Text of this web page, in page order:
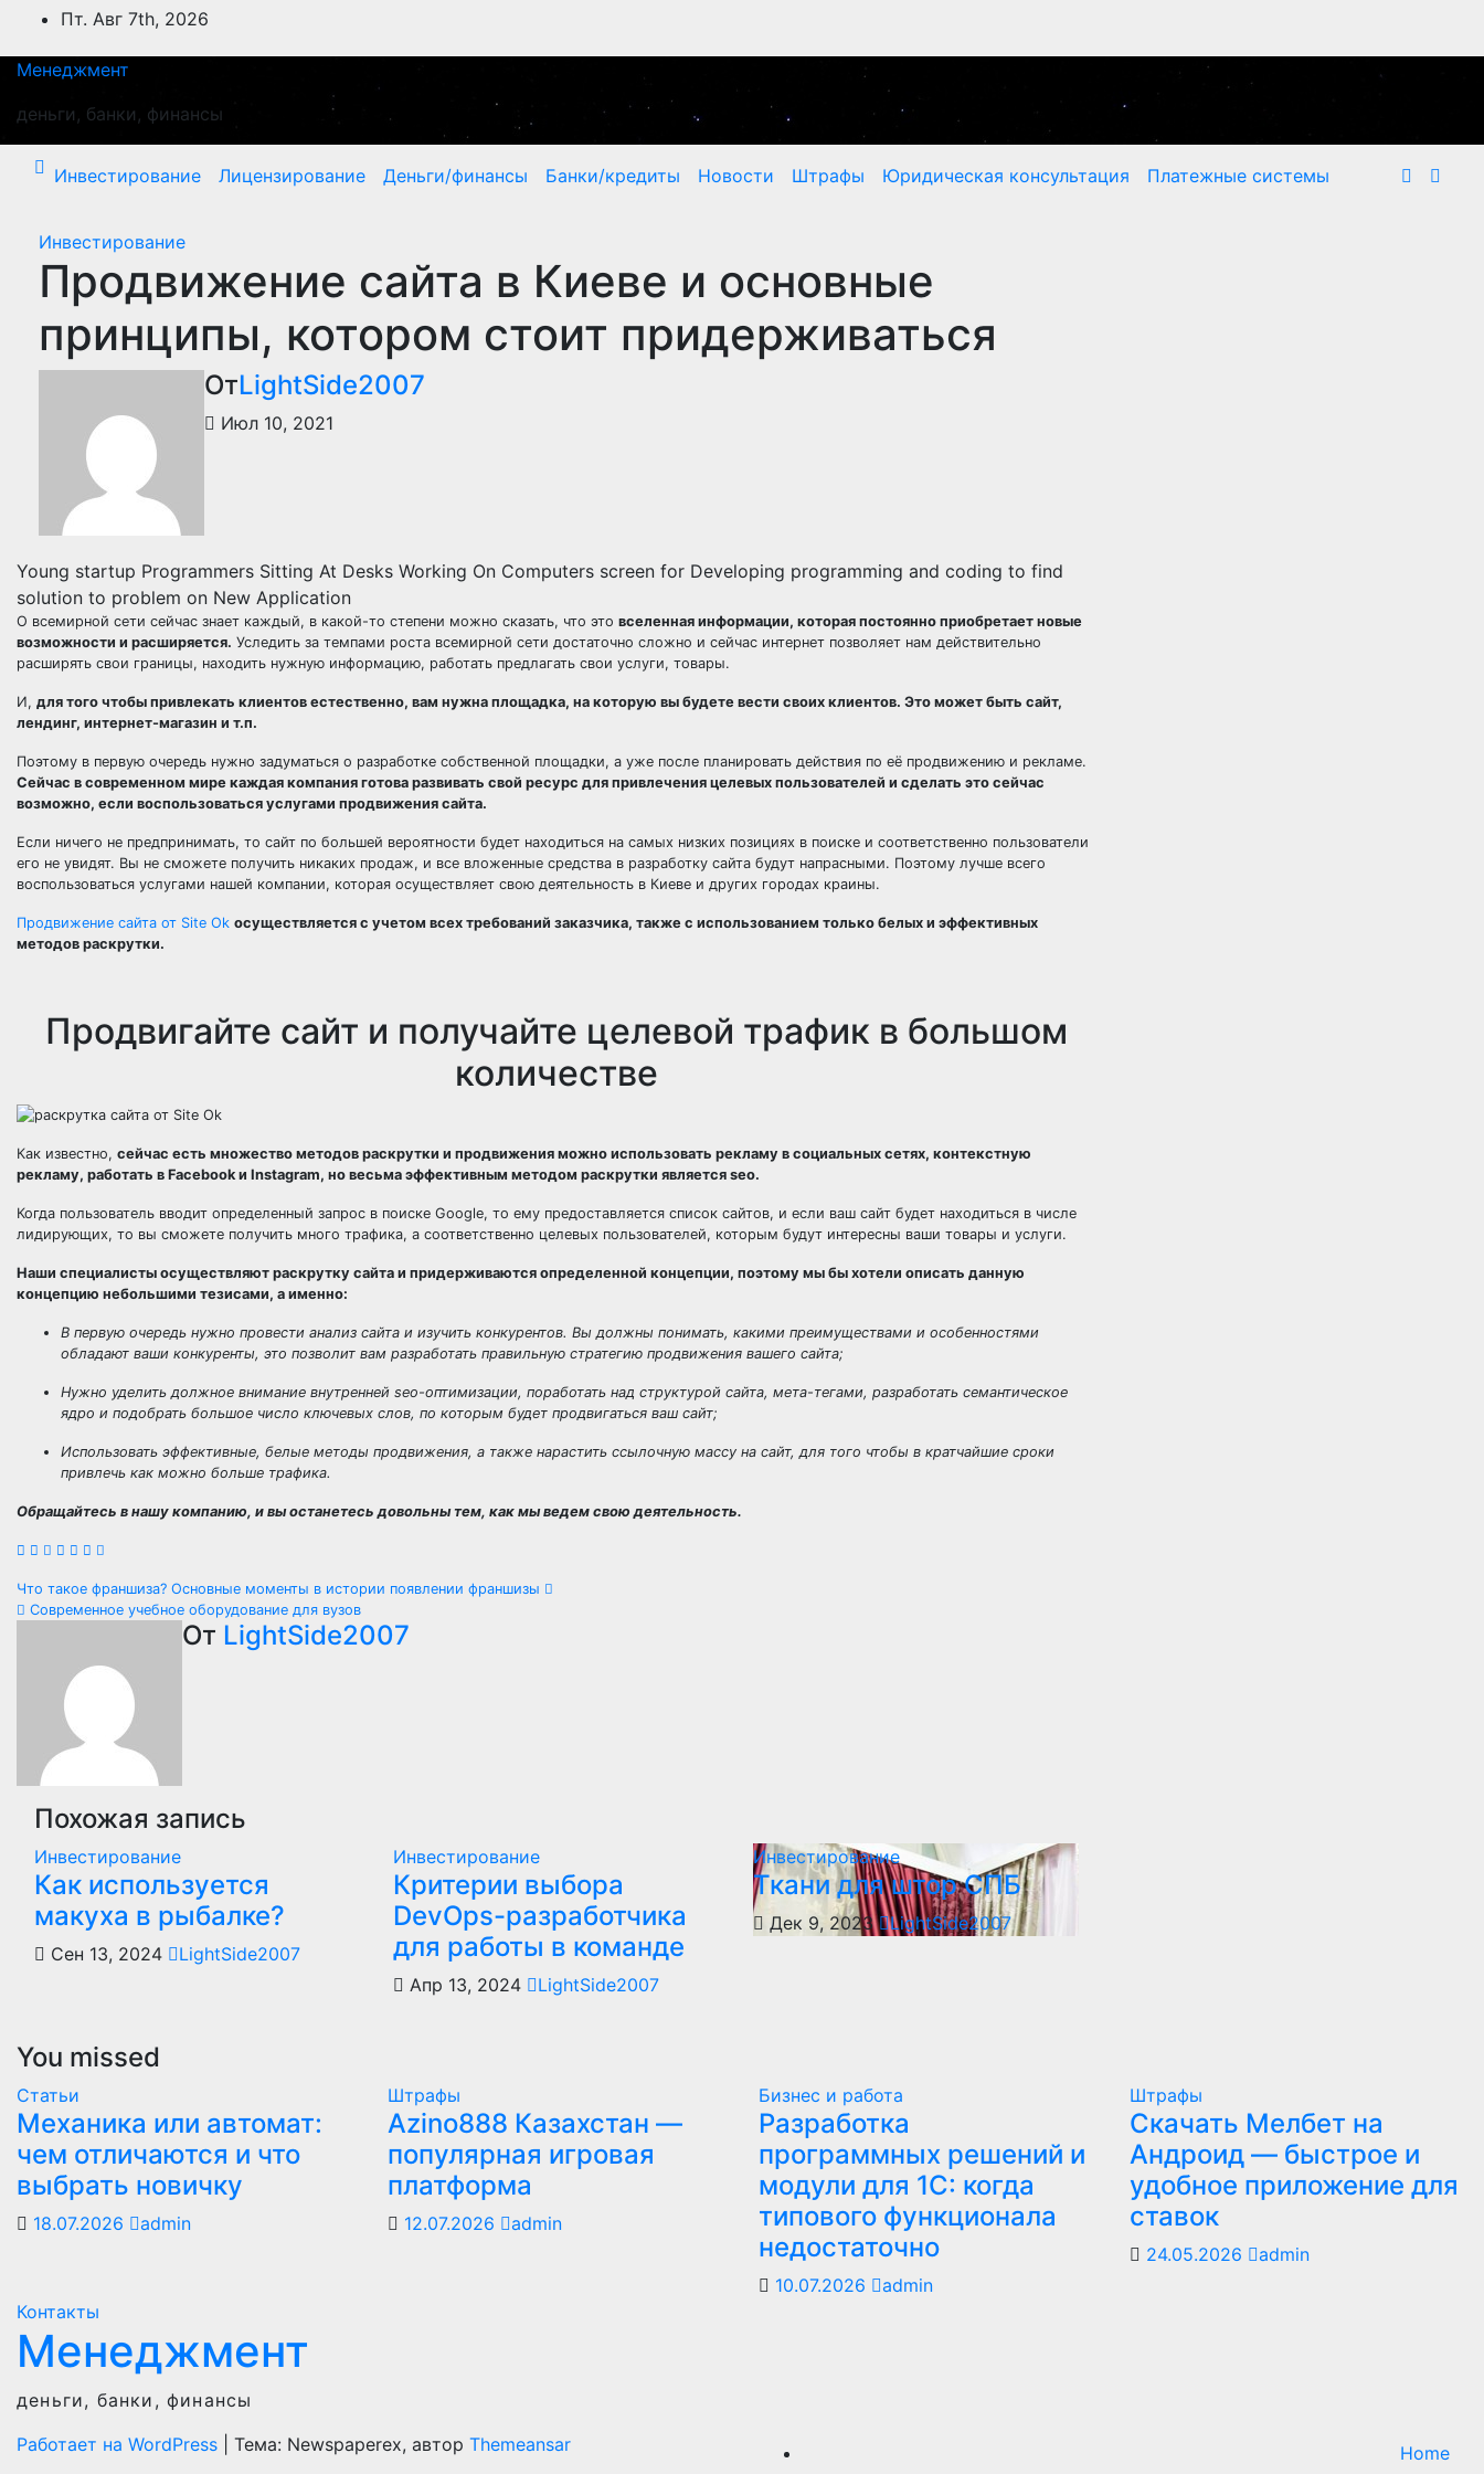
Перейти
содержимому
Пт. Авг 7th, 2026
Менеджмент
деньги, банки, финансы
Инвестирование Лицензирование Деньги/финансы Банки/кредиты Новости Штрафы Юридическая консультация Платежные системы
Инвестирование
Продвижение сайта в Киеве и основные
принципы, котором стоит придерживаться
ОтLightSide2007
Июл 10, 2021
Young startup Programmers Sitting At Desks Working On Computers screen for Developing programming and coding to find
solution to problem on New Application
О всемирной сети сейчас знает каждый, в какой-то степени можно сказать, что это вселенная информации, которая постоянно приобретает новые
возможности и расширяется. Уследить за темпами роста всемирной сети достаточно сложно и сейчас интернет позволяет нам действительно
расширять свои границы, находить нужную информацию, работать предлагать свои услуги, товары.
И, для того чтобы привлекать клиентов естественно, вам нужна площадка, на которую вы будете вести своих клиентов. Это может быть сайт,
лендинг, интернет-магазин и т.п.
Поэтому в первую очередь нужно задуматься о разработке собственной площадки, а уже после планировать действия по её продвижению и рекламе.
Сейчас в современном мире каждая компания готова развивать свой ресурс для привлечения целевых пользователей и сделать это сейчас
возможно, если воспользоваться услугами продвижения сайта.
Если ничего не предпринимать, то сайт по большей вероятности будет находиться на самых низких позициях в поиске и соответственно пользователи
его не увидят. Вы не сможете получить никаких продаж, и все вложенные средства в разработку сайта будут напрасными. Поэтому лучше всего
воспользоваться услугами нашей компании, которая осуществляет свою деятельность в Киеве и других городах краины.
Продвижение сайта от Site Ok осуществляется с учетом всех требований заказчика, также с использованием только белых и эффективных
методов раскрутки.
Продвигайте сайт и получайте целевой трафик в большом
количестве
Как известно, сейчас есть множество методов раскрутки и продвижения можно использовать рекламу в социальных сетях, контекстную
рекламу, работать в Facebook и Instagram, но весьма эффективным методом раскрутки является seo.
Когда пользователь вводит определенный запрос в поиске Google, то ему предоставляется список сайтов, и если ваш сайт будет находиться в числе
лидирующих, то вы сможете получить много трафика, а соответственно целевых пользователей, которым будут интересны ваши товары и услуги.
Наши специалисты осуществляют раскрутку сайта и придерживаются определенной концепции, поэтому мы бы хотели описать данную
концепцию небольшими тезисами, а именно:
В первую очередь нужно провести анализ сайта и изучить конкурентов. Вы должны понимать, какими преимуществами и особенностями
обладают ваши конкуренты, это позволит вам разработать правильную стратегию продвижения вашего сайта;
Нужно уделить должное внимание внутренней seo-оптимизации, поработать над структурой сайта, мета-тегами, разработать семантическое
ядро и подобрать большое число ключевых слов, по которым будет продвигаться ваш сайт;
Использовать эффективные, белые методы продвижения, а также нарастить ссылочную массу на сайт, для того чтобы в кратчайшие сроки
привлечь как можно больше трафика.
Обращайтесь в нашу компанию, и вы останетесь довольны тем, как мы ведем свою деятельность.
Навигация
записям
Что такое франшиза? Основные моменты в истории появлении франшизы
Современное учебное оборудование для вузов
От LightSide2007
Похожая запись
Инвестирование
Как используется
макуха в рыбалке?
Сен 13, 2024 LightSide2007
Инвестирование
Критерии выбора
DevOps-разработчика
для работы в команде
Апр 13, 2024 LightSide2007
Инвестирование
Ткани для штор СПБ
Дек 9, 2023 LightSide2007
You missed
Статьи
Механика или автомат:
чем отличаются и что
выбрать новичку
18.07.2026 admin
Штрафы
Azino888 Казахстан —
популярная игровая
платформа
12.07.2026 admin
Бизнес и работа
Разработка
программных решений и
модули для 1С: когда
типового функционала
недостаточно
10.07.2026 admin
Штрафы
Скачать Мелбет на
Андроид — быстрое и
удобное приложение для
ставок
24.05.2026 admin
Контакты
Менеджмент
деньги, банки, финансы
Работает на WordPress
Тема: Newspaperex, автор Themeansar Home